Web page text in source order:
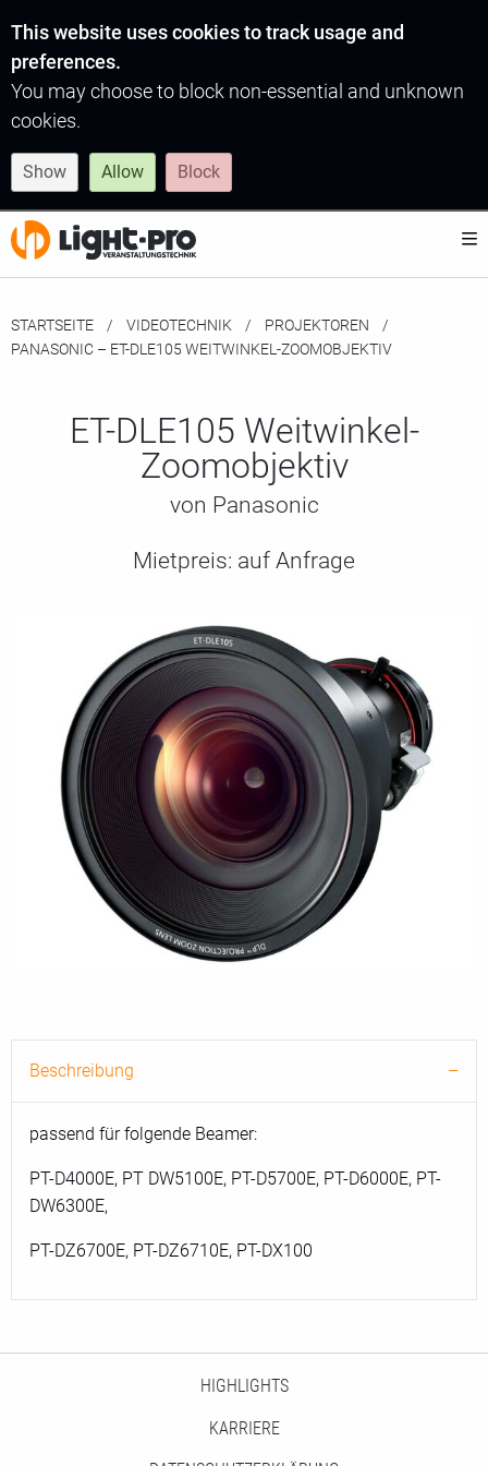
This website uses cookies to track usage and
preferences.
You may choose to block non-essential and unknown
cookies.
Show Allow Block
STARTSEITE VIDEOTECHNIK
PROJEKTOREN
MOMENTAN:
PANASONIC – ET-DLE105 WEITWINKEL-ZOOMOBJEKTIV
ET-DLE105 Weitwinkel-
Zoomobjektiv
von Panasonic
Mietpreis: auf Anfrage
Beschreibung
passend für folgende Beamer:
PT-D4000E, PT DW5100E, PT-D5700E, PT-D6000E, PT-
DW6300E,
PT-DZ6700E, PT-DZ6710E, PT-DX100
HIGHLIGHTS
KARRIERE